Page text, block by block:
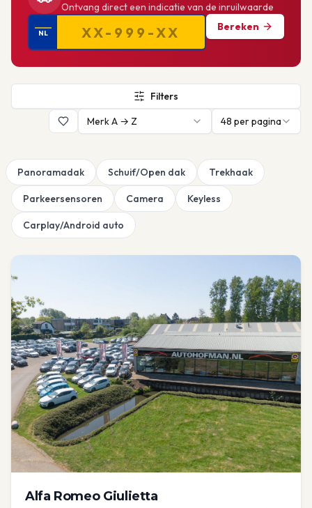
Ontvang direct een indicatie van de inruilwaarde
NL
Bereken
Filters
Merk A → Z
48 per pagina
Panoramadak Schuif/Open dak Trekhaak
Parkeersensoren Camera Keyless
Carplay/Android auto
Alfa Romeo Giulietta